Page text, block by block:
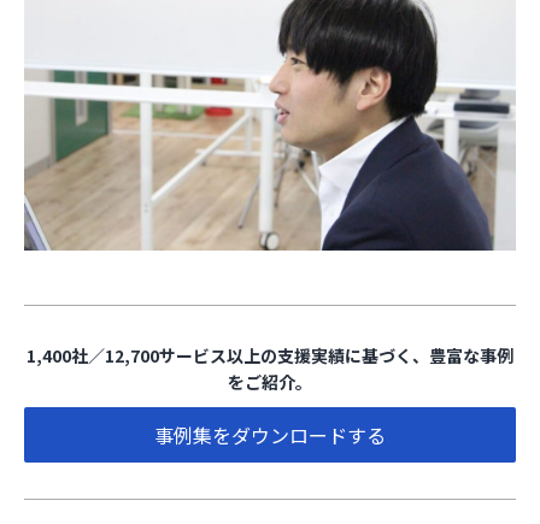
1,400社／12,700サービス以上の支援実績に基づく、豊富な事例
をご紹介。
事例集をダウンロードする